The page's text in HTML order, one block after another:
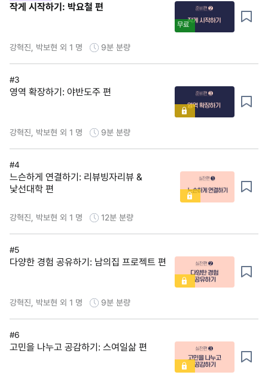
작게 시작하기: 박요철 편
무료
강혁진, 박보현 외 1 명 9분 분량
#3
영역 확장하기: 야반도주 편
강혁진, 박보현 외 1 명 9분 분량
#4
느슨하게 연결하기: 리뷰빙자리뷰 &
낯선대학 편
강혁진, 박보현 외 1 명 12분 분량
#5
다양한 경험 공유하기: 남의집 프로젝트 편
강혁진, 박보현 외 1 명 9분 분량
#6
고민을 나누고 공감하기: 스여일삶 편